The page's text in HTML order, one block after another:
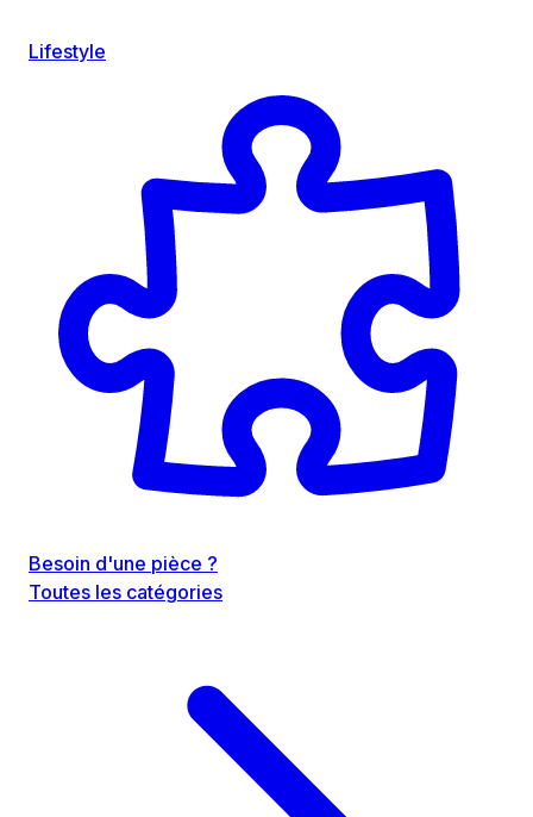
Lifestyle
Besoin d'une pièce ?
Toutes les catégories